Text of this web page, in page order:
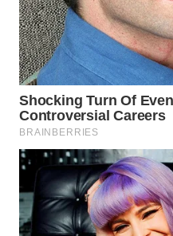
BOROBUDUR
WN
MADURA
WN
SURABAYA
WN
NATUNA
WN